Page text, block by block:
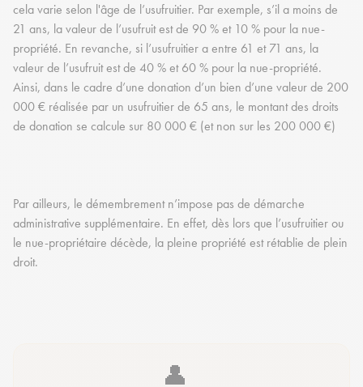
cela varie selon l'âge de l’usufruitier. Par exemple, s’il a moins de
21 ans, la valeur de l’usufruit est de 90 % et 10 % pour la nue-
propriété. En revanche, si l’usufruitier a entre 61 et 71 ans, la
valeur de l’usufruit est de 40 % et 60 % pour la nue-propriété.
Ainsi, dans le cadre d’une donation d’un bien d’une valeur de 200
000 € réalisée par un usufruitier de 65 ans, le montant des droits
de donation se calcule sur 80 000 € (et non sur les 200 000 €)
Par ailleurs, le démembrement n’impose pas de démarche
administrative supplémentaire. En effet, dès lors que l’usufruitier ou
le nue-propriétaire décède, la pleine propriété est rétablie de plein
droit.
👤